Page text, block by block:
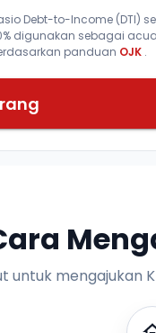
Debt-to-Income (DTI)
digunakan sebagai
panduan OJK .
untuk mengajukan